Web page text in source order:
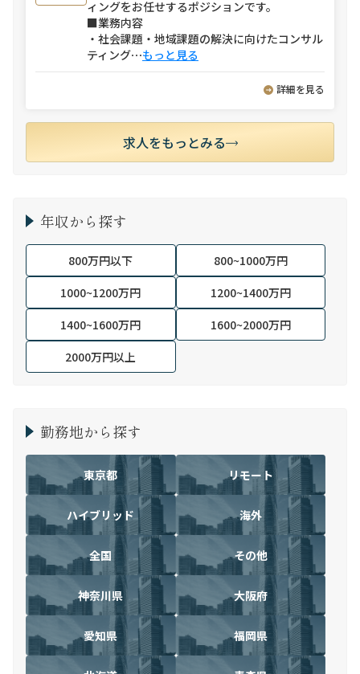
ィングをお任せするポジションです。
■業務内容
・社会課題・地域課題の解決に向けたコンサル
ティング⋯もっと見る
詳細を見る
求人をもっとみる
年収から探す
800万円以下
800~1000万円
1000~1200万円
1200~1400万円
1400~1600万円
1600~2000万円
2000万円以上
勤務地から探す
東京都 リモート
ハイブリッド 海外
全国 その他
神奈川県 大阪府
愛知県 福岡県